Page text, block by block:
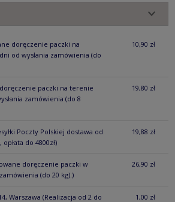
doręczenie paczki na
od wysłania zamówienia (do
10,90 zł
paczki na terenie
zamówienia (do 8
19,80 zł
Poczty Polskiej dostawa od
do 4800zł)
19,88 zł
doręczenie paczki w
(do 20 kg).)
26,90 zł
Warszawa (Realizacja od 2 do
1,00 zł